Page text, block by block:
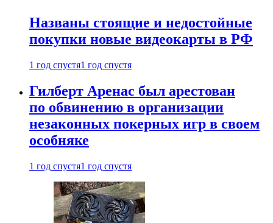
Названы стоящие и недостойные
покупки новые видеокарты в РФ
1 год спустя1 год спустя
Гилберт Аренас был арестован
по обвинению в организации
незаконных покерных игр в своем
особняке
1 год спустя1 год спустя